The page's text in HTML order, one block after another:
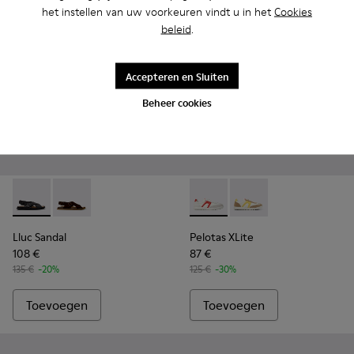
het instellen van uw voorkeuren vindt u in het Cookies
beleid.
Beheer cookies
Accepteren en Sluiten
Lluc Sandal - K101093-004 - Zwarte leren sandalen voor
Lluc Sandal - K101093-001 - Bruine suède sandalen
Lluc Sandal
108 €
135 € -20%
Toevoegen
Pelotas XLite - K100545-
Pelotas XLite -
Pelotas XLite
87 €
125 € -30%
Toevoegen